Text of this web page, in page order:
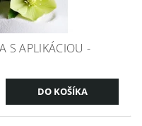
S APLIKÁCIOU -